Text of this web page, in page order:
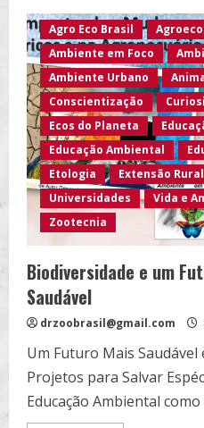
Agro Eco Brasil
Ambiente em Foco
Ambiente Urbano
Conscientização
Ecos do Planeta
Educação Ambiental
Etologia
Extensão Rural
Universidades
Vida e
Zootecnia
Biodiversidade e um
Saudável
drzoobrasil@gmail.com
Um Futuro Mais Saudável
Projetos para Salvar
Educação Ambiental como